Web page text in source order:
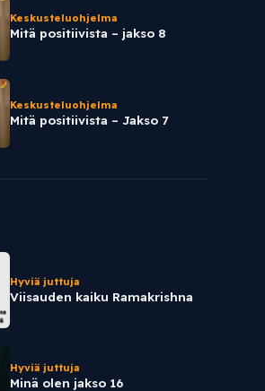
Keskusteluohjelma
Mitä positiivista – jakso 8
Keskusteluohjelma
Mitä positiivista – Jakso 7
Hyviä juttuja
Viisauden kaiku Ramakrishna
Hyviä juttuja
Minä olen jakso 16